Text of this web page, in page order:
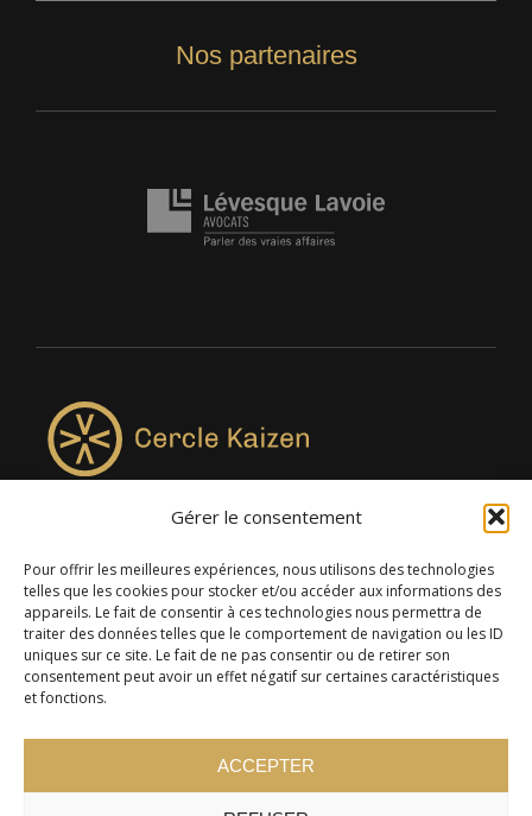
Gérer le consentement
Pour offrir les meilleures expériences, nous utilisons des technologies
telles que les cookies pour stocker et/ou accéder aux informations des
appareils. Le fait de consentir à ces technologies nous permettra de
traiter des données telles que le comportement de navigation ou les ID
uniques sur ce site. Le fait de ne pas consentir ou de retirer son
consentement peut avoir un effet négatif sur certaines caractéristiques
et fonctions.
ACCEPTER
Nos partenaires
4957, rue Lionel-Groulx, bureau 819, Saint-Augustin-de-
Desmaures QC G3A 0M7